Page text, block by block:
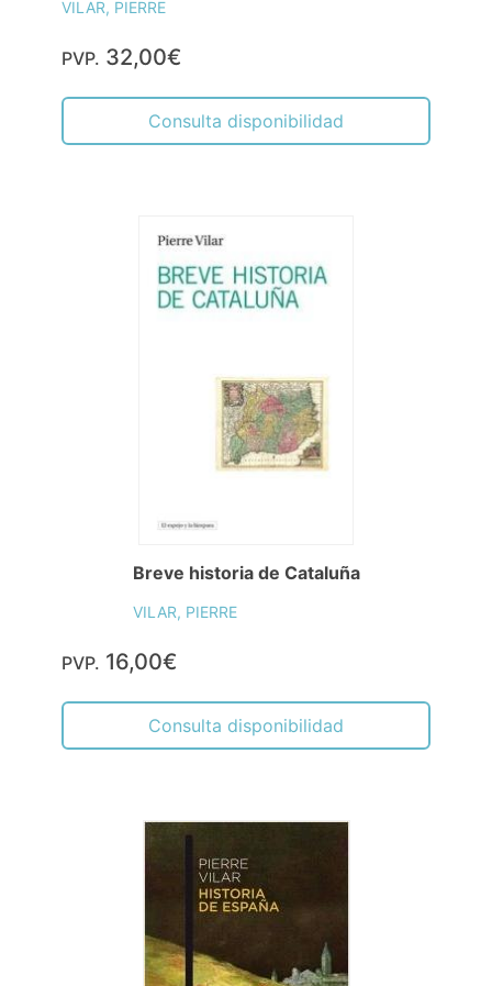
VILAR, PIERRE
PVP. 32,00€
Consulta disponibilidad
Breve historia de Cataluña
VILAR, PIERRE
PVP. 16,00€
Consulta disponibilidad